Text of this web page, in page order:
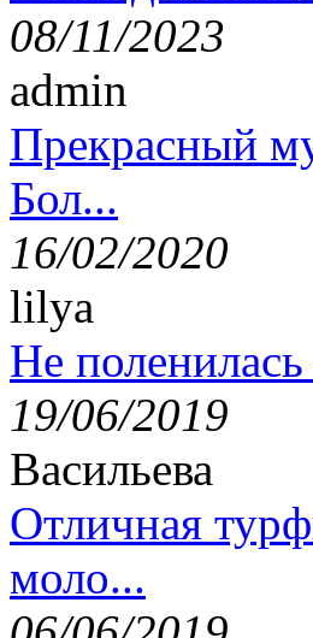
08/11/2023
admin
Прекрасный
Бол...
16/02/2020
lilya
Не
19/06/2019
Васильева
Отличная
моло...